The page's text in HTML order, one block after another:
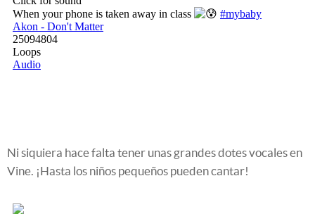
Ni siquiera hace falta tener unas grandes dotes vocales en
Vine. ¡Hasta los niños pequeños pueden cantar!